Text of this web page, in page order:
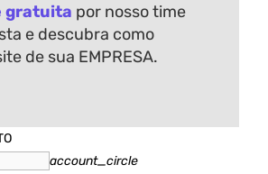
gratuita por nosso time
e descubra como
de sua EMPRESA.
account_circle